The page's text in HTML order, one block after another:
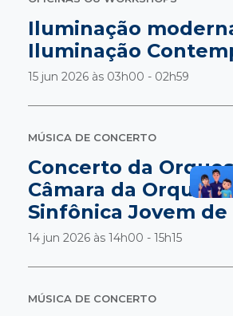
Iluminação
Iluminação
15 jun 2026 às 03h00 - 02h59
MÚSICA DE CONCERTO
Concerto da
Câmara da
Sinfônica Jovem
14 jun 2026 às 14h00 - 15h15
MÚSICA DE CONCERTO